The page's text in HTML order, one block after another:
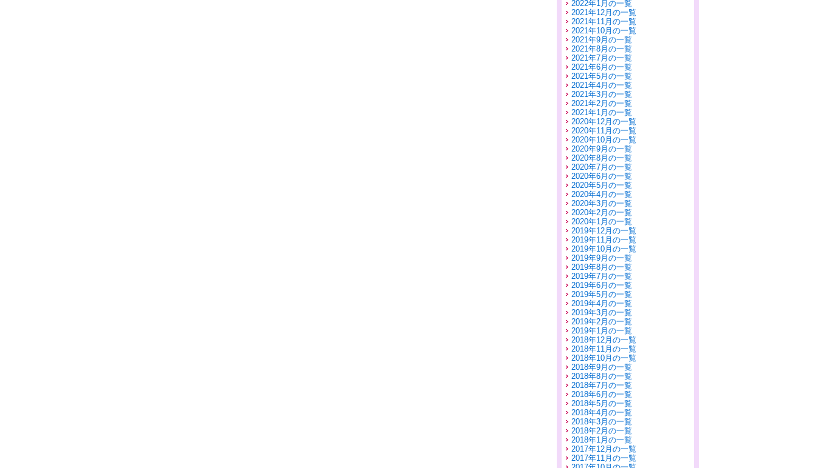
2022年1月の一覧
2021年12月の一覧
2021年11月の一覧
2021年10月の一覧
2021年9月の一覧
2021年8月の一覧
2021年7月の一覧
2021年6月の一覧
2021年5月の一覧
2021年4月の一覧
2021年3月の一覧
2021年2月の一覧
2021年1月の一覧
2020年12月の一覧
2020年11月の一覧
2020年10月の一覧
2020年9月の一覧
2020年8月の一覧
2020年7月の一覧
2020年6月の一覧
2020年5月の一覧
2020年4月の一覧
2020年3月の一覧
2020年2月の一覧
2020年1月の一覧
2019年12月の一覧
2019年11月の一覧
2019年10月の一覧
2019年9月の一覧
2019年8月の一覧
2019年7月の一覧
2019年6月の一覧
2019年5月の一覧
2019年4月の一覧
2019年3月の一覧
2019年2月の一覧
2019年1月の一覧
2018年12月の一覧
2018年11月の一覧
2018年10月の一覧
2018年9月の一覧
2018年8月の一覧
2018年7月の一覧
2018年6月の一覧
2018年5月の一覧
2018年4月の一覧
2018年3月の一覧
2018年2月の一覧
2018年1月の一覧
2017年12月の一覧
2017年11月の一覧